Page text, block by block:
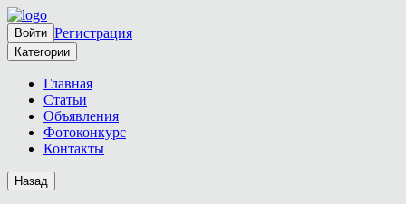
Войти Регистрация
Категории
Главная
Статьи
Объявления
Фотоконкурс
Контакты
Назад